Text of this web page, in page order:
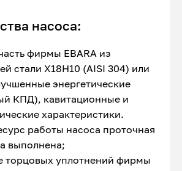
насоса:
фирмы EBARA из
стали Х18Н10 (AISI 304) или
энергетические
КПД), кавитационные и
характеристики.
работы насоса проточная
выполнена;
торцовых уплотнений фирмы